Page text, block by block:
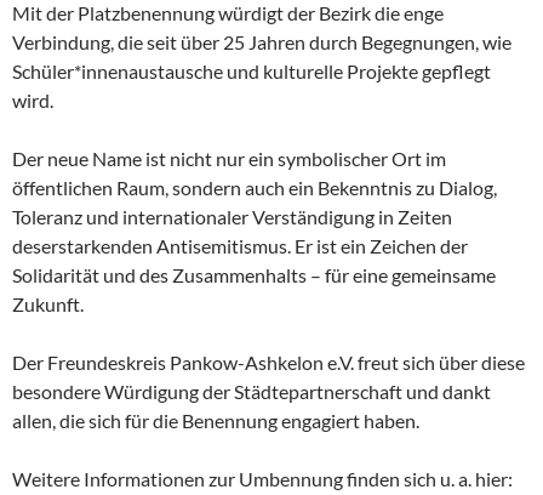
Mit der Platzbenennung würdigt der Bezirk die enge
Verbindung, die seit über 25 Jahren durch Begegnungen, wie
Schüler*innenaustausche und kulturelle Projekte gepflegt
wird.
Der neue Name ist nicht nur ein symbolischer Ort im
öffentlichen Raum, sondern auch ein Bekenntnis zu Dialog,
Toleranz und internationaler Verständigung in Zeiten
deserstarkenden Antisemitismus. Er ist ein Zeichen der
Solidarität und des Zusammenhalts – für eine gemeinsame
Zukunft.
Der Freundeskreis Pankow-Ashkelon e.V. freut sich über diese
besondere Würdigung der Städtepartnerschaft und dankt
allen, die sich für die Benennung engagiert haben.
Weitere Informationen zur Umbennung finden sich u. a. hier: